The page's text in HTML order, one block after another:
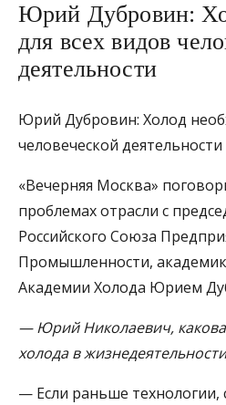
Юрий Дубровин:
для всех видов
деятельности
Юрий Дубровин: Холод
человеческой деятельности
«Вечерняя Москва»
проблемах отрасли с
Российского Союза
Промышленности,
Академии Холода Юрием
— Юрий Николаевич,
холода в
— Если раньше технологии,